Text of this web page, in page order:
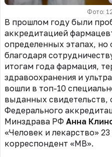
Фото:
В прошлом году были
аккредитацией
определенных этапах,
благодаря
итогам года фармация,
здравоохранения и
вошли в топ-10
выданных свидетельств,
Федерального
Минздрава РФ Анна
«Человек и лекарство»
корреспондент «МВ».